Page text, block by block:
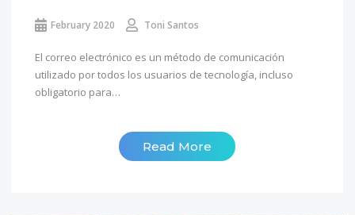
February 2020 Toni Santos
El correo electrónico es un método de comunicación
utilizado por todos los usuarios de tecnología, incluso
obligatorio para…
Read More